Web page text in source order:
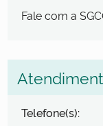
Fale com a
Telefone(s):